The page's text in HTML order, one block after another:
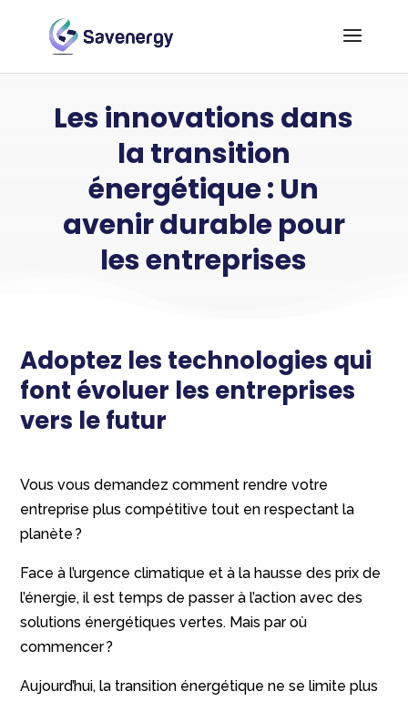
Les innovations dans
la transition
énergétique : Un
avenir durable pour
les entreprises
Adoptez les technologies qui
font évoluer les entreprises
vers le futur
Vous vous demandez comment rendre votre
entreprise plus compétitive tout en respectant la
planète ?
Face à l’urgence climatique et à la hausse des prix de
l’énergie, il est temps de passer à l’action avec des
solutions énergétiques vertes. Mais par où
commencer ?
Aujourd’hui, la transition énergétique ne se limite plus